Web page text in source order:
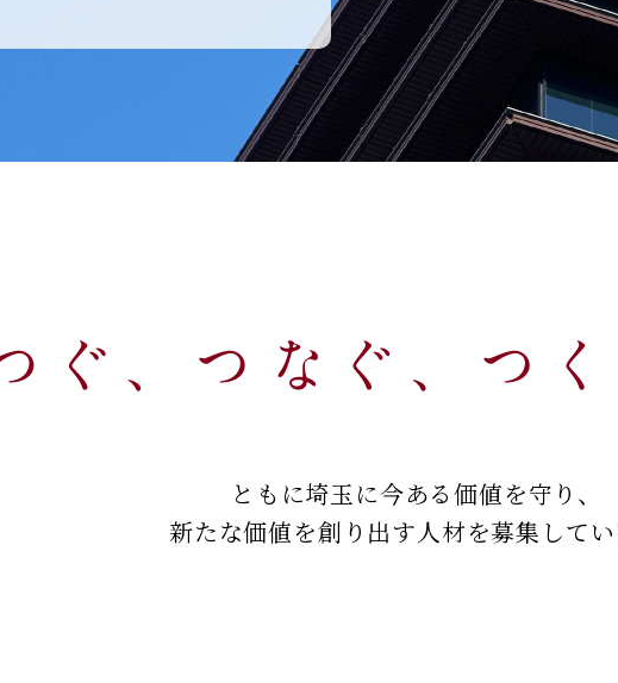
ともに埼玉に今ある価値を守り、
新たな価値を創り出す人材を募集して